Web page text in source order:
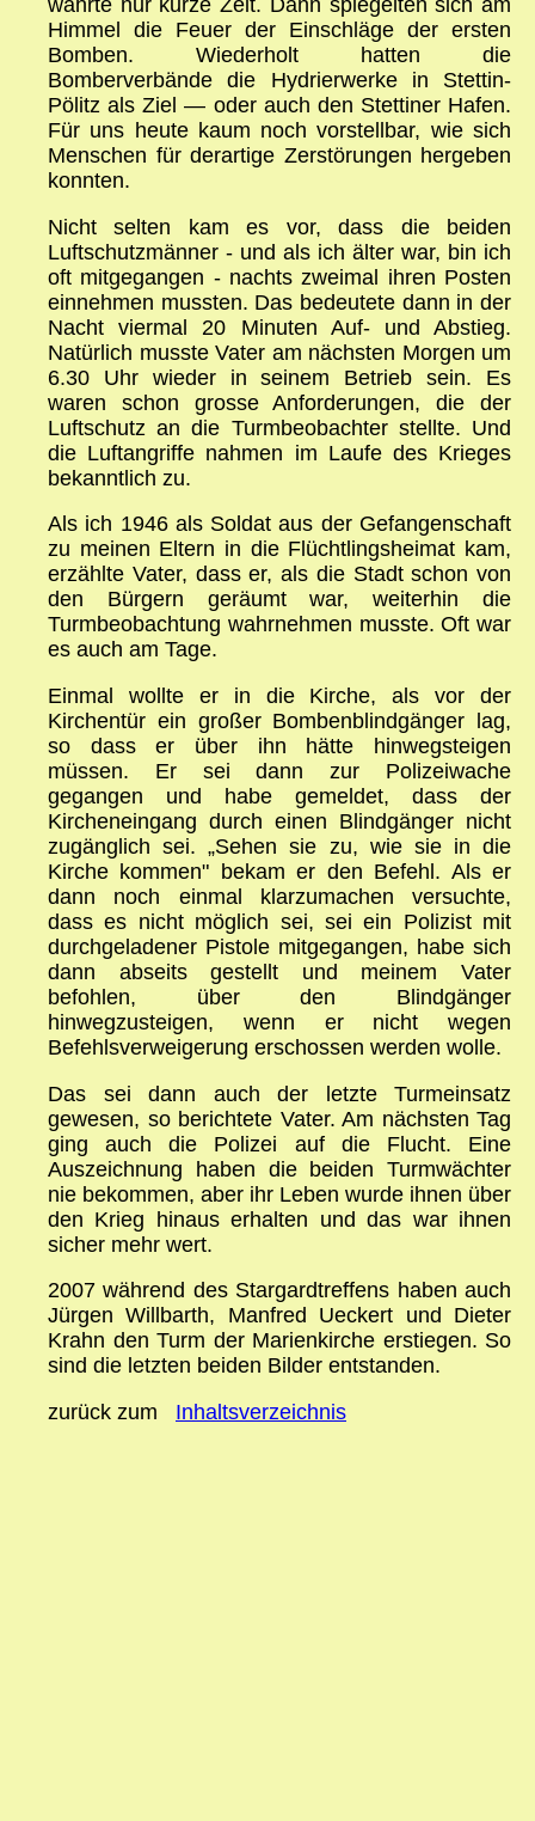
währte nur kurze Zeit. Dann spiegelten sich am
Himmel die Feuer der Einschläge der ersten
Bomben. Wiederholt hatten die
Bomberverbände die Hydrierwerke in Stettin-
Pölitz als Ziel — oder auch den Stettiner Hafen.
Für uns heute kaum noch vorstellbar, wie sich
Menschen für derartige Zerstörungen hergeben
konnten.
Nicht selten kam es vor, dass die beiden
Luftschutzmänner - und als ich älter war, bin ich
oft mitgegangen - nachts zweimal ihren Posten
einnehmen mussten. Das bedeutete dann in der
Nacht viermal 20 Minuten Auf- und Abstieg.
Natürlich musste Vater am nächsten Morgen um
6.30 Uhr wieder in seinem Betrieb sein. Es
waren schon grosse Anforderungen, die der
Luftschutz an die Turmbeobachter stellte. Und
die Luftangriffe nahmen im Laufe des Krieges
bekanntlich zu.
Als ich 1946 als Soldat aus der Gefangenschaft
zu meinen Eltern in die Flüchtlingsheimat kam,
erzählte Vater, dass er, als die Stadt schon von
den Bürgern geräumt war, weiterhin die
Turmbeobachtung wahrnehmen musste. Oft war
es auch am Tage.
Einmal wollte er in die Kirche, als vor der
Kirchentür ein großer Bombenblindgänger lag,
so dass er über ihn hätte hinwegsteigen
müssen. Er sei dann zur Polizeiwache
gegangen und habe gemeldet, dass der
Kircheneingang durch einen Blindgänger nicht
zugänglich sei. „Sehen sie zu, wie sie in die
Kirche kommen" bekam er den Befehl. Als er
dann noch einmal klarzumachen versuchte,
dass es nicht möglich sei, sei ein Polizist mit
durchgeladener Pistole mitgegangen, habe sich
dann abseits gestellt und meinem Vater
befohlen, über den Blindgänger
hinwegzusteigen, wenn er nicht wegen
Befehlsverweigerung erschossen werden wolle.
Das sei dann auch der letzte Turmeinsatz
gewesen, so berichtete Vater. Am nächsten Tag
ging auch die Polizei auf die Flucht. Eine
Auszeichnung haben die beiden Turmwächter
nie bekommen, aber ihr Leben wurde ihnen über
den Krieg hinaus erhalten und das war ihnen
sicher mehr wert.
2007 während des Stargardtreffens haben auch
Jürgen Willbarth, Manfred Ueckert und Dieter
Krahn den Turm der Marienkirche erstiegen. So
sind die letzten beiden Bilder entstanden.
zurück zum
Inhaltsverzeichnis